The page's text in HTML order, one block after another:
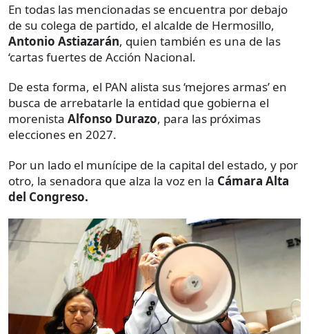
En todas las mencionadas se encuentra por debajo
de su colega de partido, el alcalde de Hermosillo,
Antonio Astiazarán, quien también es una de las
‘cartas fuertes de Acción Nacional.
De esta forma, el PAN alista sus ‘mejores armas’ en
busca de arrebatarle la entidad que gobierna el
morenista Alfonso Durazo, para las próximas
elecciones en 2027.
Por un lado el munícipe de la capital del estado, y por
otro, la senadora que alza la voz en la Cámara Alta
del Congreso.